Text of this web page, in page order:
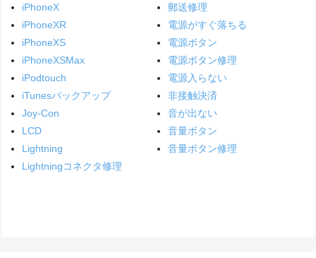
iPhoneX
iPhoneXR
iPhoneXS
iPhoneXSMax
iPodtouch
iTunesバックアップ
Joy-Con
LCD
Lightning
Lightningコネクタ修理
郵送修理
電源がすぐ落ちる
電源ボタン
電源ボタン修理
電源入らない
非接触決済
音が出ない
音量ボタン
音量ボタン修理